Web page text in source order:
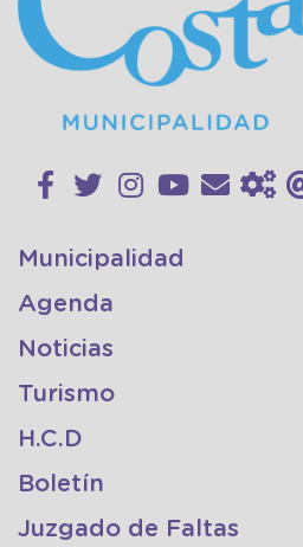
Municipalidad
Agenda
Noticias
Turismo
H.C.D
Boletín
Juzgado de Faltas